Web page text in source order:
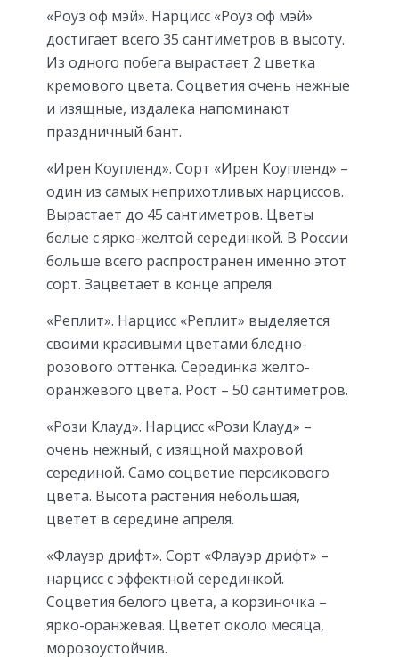
«Роуз оф мэй». Нарцисс «Роуз оф мэй»
достигает всего 35 сантиметров в высоту.
Из одного побега вырастает 2 цветка
кремового цвета. Соцветия очень нежные
и изящные, издалека напоминают
праздничный бант.
«Ирен Коупленд». Сорт «Ирен Коупленд» –
один из самых неприхотливых нарциссов.
Вырастает до 45 сантиметров. Цветы
белые с ярко-желтой серединкой. В России
больше всего распространен именно этот
сорт. Зацветает в конце апреля.
«Реплит». Нарцисс «Реплит» выделяется
своими красивыми цветами бледно-
розового оттенка. Серединка желто-
оранжевого цвета. Рост – 50 сантиметров.
«Рози Клауд». Нарцисс «Рози Клауд» –
очень нежный, с изящной махровой
серединой. Само соцветие персикового
цвета. Высота растения небольшая,
цветет в середине апреля.
«Флауэр дрифт». Сорт «Флауэр дрифт» –
нарцисс с эффектной серединкой.
Соцветия белого цвета, а корзиночка –
ярко-оранжевая. Цветет около месяца,
морозоустойчив.